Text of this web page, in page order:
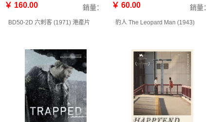
￥ 160.00 銷量：
BD50-2D 六刺客 (1971) 港產片
￥ 60.00 銷量：
豹人 The Leopard Man (1943)